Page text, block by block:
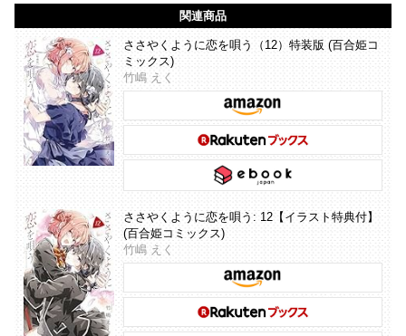
関連商品
ささやくように恋を唄う（12）特装版 (百合姫コ
ミックス)
竹嶋 えく
ささやくように恋を唄う: 12【イラスト特典付】
(百合姫コミックス)
竹嶋 えく